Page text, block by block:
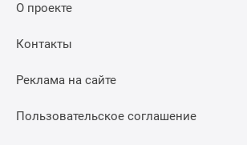
О проекте
Контакты
Реклама на сайте
Пользовательское соглашение